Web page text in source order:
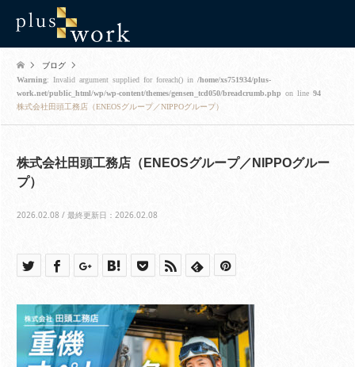
ブログ
Warning: Invalid argument supplied for foreach() in /home/xs751934/plus-
work.net/public_html/wp/wp-content/themes/gensen_tcd050/breadcrumb.php on line 94
株式会社田頭工務店（ENEOSグループ／NIPPOグループ）
株式会社田頭工務店（ENEOSグループ／NIPPOグルー
プ）
2026.02.08 / 最終更新日：2026.02.08